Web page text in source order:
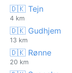
🇩🇰 Tejn
4 km
🇩🇰 Gudhjem
13 km
🇩🇰 Rønne
20 km